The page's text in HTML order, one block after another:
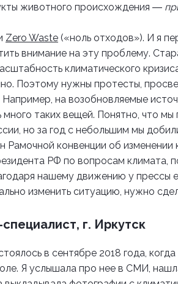
животного происхождения ―
Zero Waste («ноль отходов»). И я
внимание на эту проблему.
климатического
Поэтому нужны протесты,
на возобновляемые
таких вещей. Понятно, что мы
но за год с небольшим мы
конвенции об изменении
РФ по вопросам климата,
нашему движению у прессы
изменить ситуацию, нужно
г. Иркутск
в сентябре 2018 года,
Я услышала про нее в СМИ,